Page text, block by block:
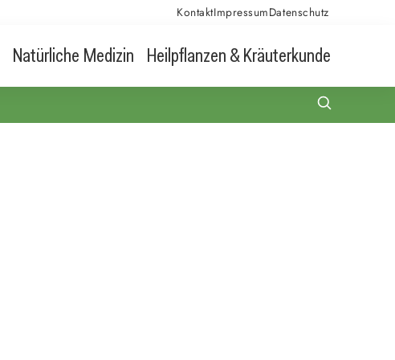
KontaktImpressumDatenschutz
Natürliche Medizin Heilpflanzen & Kräuterkunde